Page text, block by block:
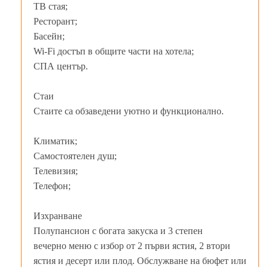
ТВ стая;
Ресторант;
Басейн;
Wi-Fi достъп в общите части на хотела;
СПА център.
Стаи
Стаите са обзаведени уютно и функционално.
Климатик;
Самостоятелен душ;
Телевизия;
Телефон;
Изхранване
Полупансион с богата закуска и 3 степен
вечерно меню с избор от 2 първи ястия, 2 втори
ястия и десерт или плод. Обслужване на бюфет или